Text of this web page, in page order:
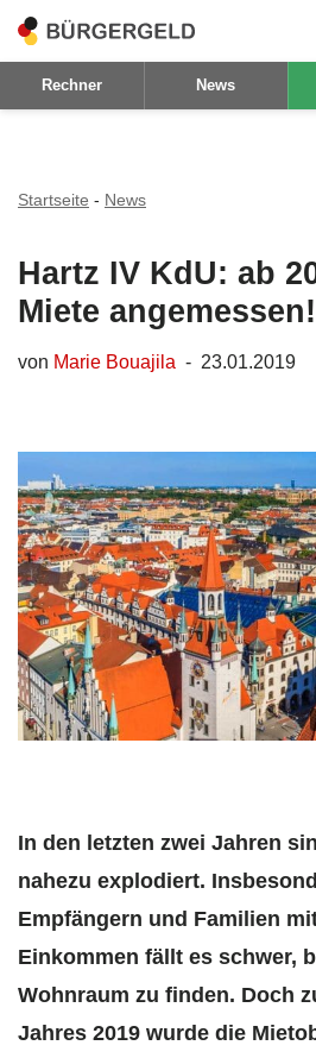
Zum
Inhalt
Rechner News
Startseite - News
Hartz IV KdU: ab
Miete angemessen!
von Marie Bouajila 23.01.2019
In den letzten zwei Jahren
nahezu explodiert.
Empfängern und Familien
Einkommen fällt es schwer,
Wohnraum zu finden. Doch
Jahres 2019 wurde die